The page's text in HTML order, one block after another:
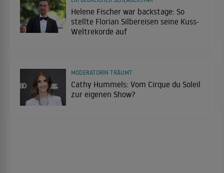
Helene Fischer war backstage: So
stellte Florian Silbereisen seine Kuss-
Weltrekorde auf
Cathy Hummels: Vom Cirque du Soleil
zur eigenen Show?
MODERATORIN TRÄUMT